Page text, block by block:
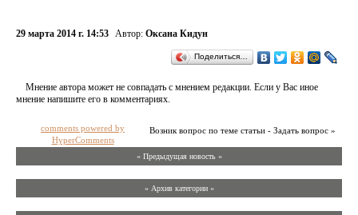
29 марта 2014 г. 14:53 Автор: Оксана Кидун
Поделиться…
Мнение автора может не совпадать с мнением редакции. Если у Вас иное
мнение напишите его в комментариях.
Возник вопрос по теме статьи - Задать вопрос »
comments powered by
HyperComments
« Предыдущая новость «
» Архив категории «